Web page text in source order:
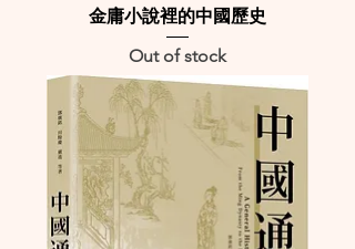
金庸小說裡的中國歷史
Out of stock